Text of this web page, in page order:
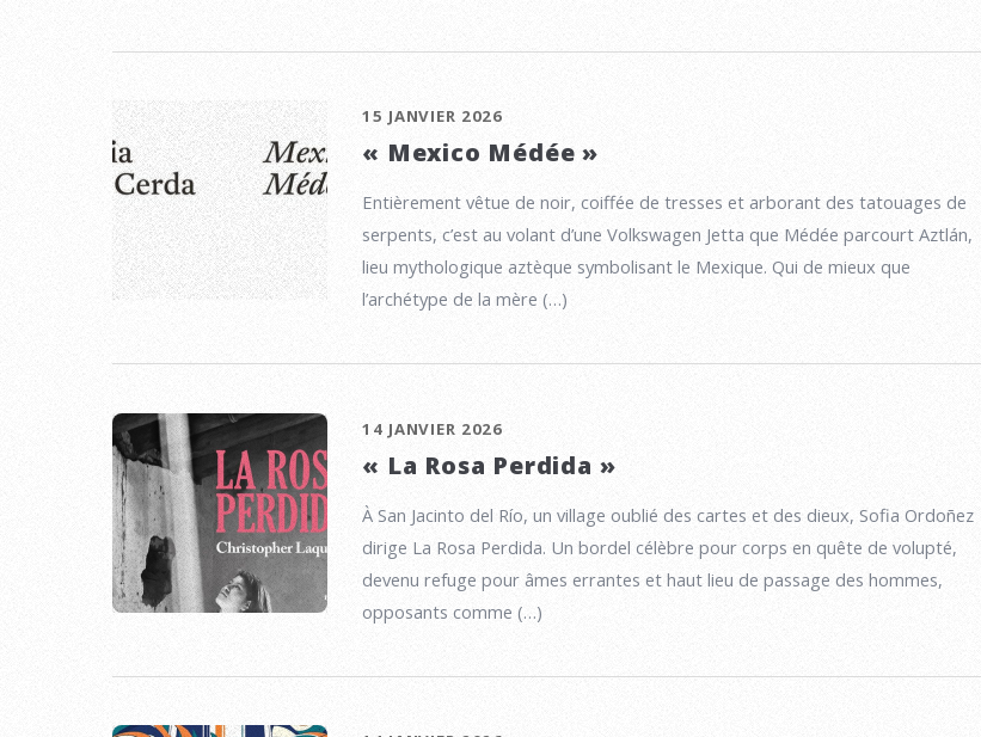
15 JANVIER 2026
« Mexico Médée »
Entièrement vêtue de noir, coiffée de tresses et arborant des tatouages de
serpents, c’est au volant d’une Volkswagen Jetta que Médée parcourt Aztlán,
lieu mythologique aztèque symbolisant le Mexique. Qui de mieux que
l’archétype de la mère (…)
14 JANVIER 2026
« La Rosa Perdida »
À San Jacinto del Río, un village oublié des cartes et des dieux, Sofia Ordoñez
dirige La Rosa Perdida. Un bordel célèbre pour corps en quête de volupté,
devenu refuge pour âmes errantes et haut lieu de passage des hommes,
opposants comme (…)